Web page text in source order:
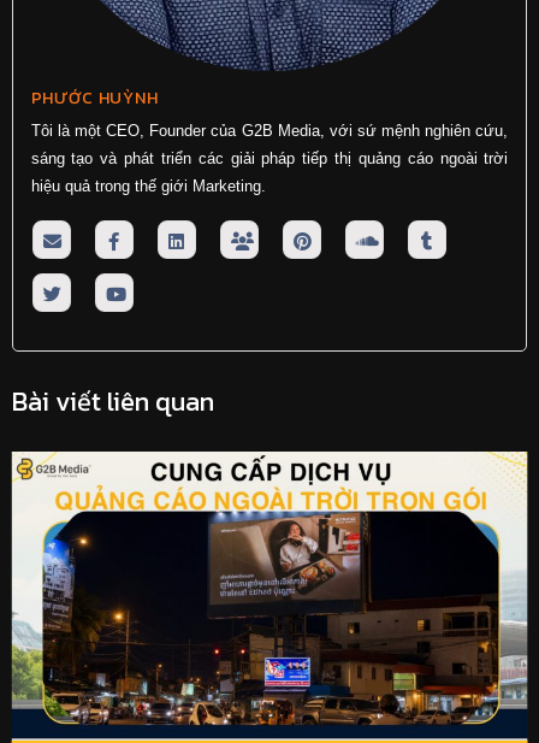
PHƯỚC HUỲNH
Tôi là một CEO, Founder của G2B Media, với sứ mệnh nghiên cứu,
sáng tạo và phát triển các giải pháp tiếp thị quảng cáo ngoài trời
hiệu quả trong thế giới Marketing.
Bài viết liên quan